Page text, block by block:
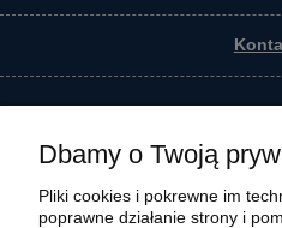
Dbamy o Twoją
Pliki cookies i pokrewne im
poprawne działanie strony i